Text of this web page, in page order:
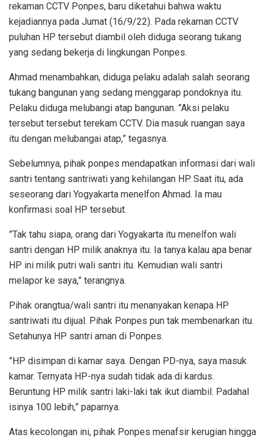
rekaman CCTV Ponpes, baru diketahui bahwa waktu
kejadiannya pada Jumat (16/9/22). Pada rekaman CCTV
puluhan HP tersebut diambil oleh diduga seorang tukang
yang sedang bekerja di lingkungan Ponpes.
Ahmad menambahkan, diduga pelaku adalah salah seorang
tukang bangunan yang sedang menggarap pondoknya itu.
Pelaku diduga melubangi atap bangunan. ”Aksi pelaku
tersebut tersebut terekam CCTV. Dia masuk ruangan saya
itu dengan melubangai atap,” tegasnya.
Sebelumnya, pihak ponpes mendapatkan informasi dari wali
santri tentang santriwati yang kehilangan HP. Saat itu, ada
seseorang dari Yogyakarta menelfon Ahmad. Ia mau
konfirmasi soal HP tersebut.
”Tak tahu siapa, orang dari Yogyakarta itu menelfon wali
santri dengan HP milik anaknya itu. Ia tanya kalau apa benar
HP ini milik putri wali santri itu. Kemudian wali santri
melapor ke saya,” terangnya.
Pihak orangtua/wali santri itu menanyakan kenapa HP
santriwati itu dijual. Pihak Ponpes pun tak membenarkan itu.
Setahunya HP santri aman di Ponpes.
”HP disimpan di kamar saya. Dengan PD-nya, saya masuk
kamar. Ternyata HP-nya sudah tidak ada di kardus.
Beruntung HP milik santri laki-laki tak ikut diambil. Padahal
isinya 100 lebih,” paparnya.
Atas kecolongan ini, pihak Ponpes menafsir kerugian hingga